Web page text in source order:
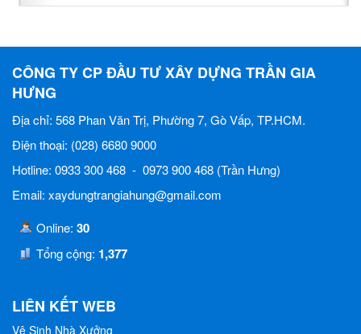
CÔNG TY CP ĐẦU TƯ XÂY DỰNG TRẦN GIA
HƯNG
Địa chỉ: 568 Phan Văn Trị, Phường 7, Gò Vấp, TP.HCM.
Điện thoại: (028) 6680 9000
Hotline: 0933 300 468 - 0973 900 468 (Trần Hưng)
Email: xaydungtrangiahung@gmail.com
Online: 30
Tổng cộng: 1,377
LIÊN KẾT WEB
Vệ Sinh Nhà Xưởng